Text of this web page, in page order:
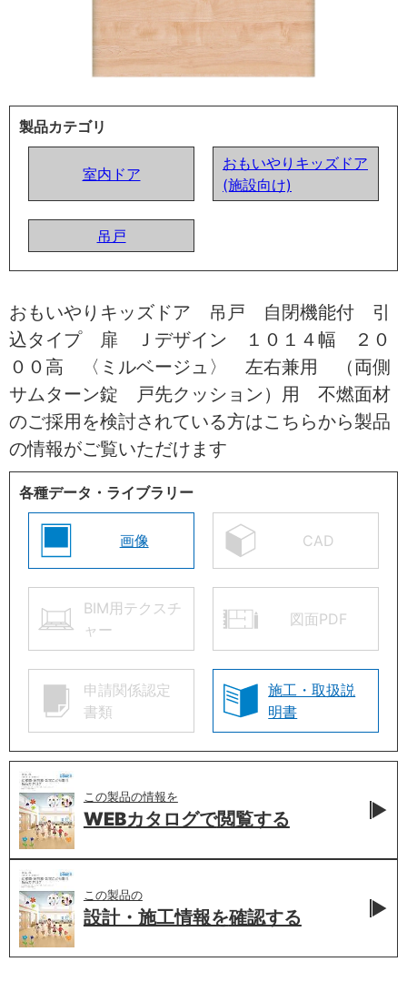
製品カテゴリ
室内ドア
おもいやりキッズドア
(施設向け)
吊戸
おもいやりキッズドア 吊戸 自閉機能付 引
込タイプ 扉 Ｊデザイン １０１４幅 ２０
００高 〈ミルベージュ〉 左右兼用 （両側
サムターン錠 戸先クッション）用 不燃面材
のご採用を検討されている方はこちらから製品
の情報がご覧いただけます
各種データ・ライブラリー
画像 CAD
BIM用テクスチ
ャー
図面PDF
申請関係認定
書類
施工・取扱説
明書
この製品の情報を
WEBカタログで閲覧する
この製品の
設計・施工情報を確認する